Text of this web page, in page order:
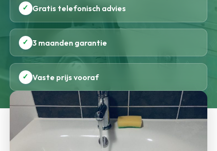
✓ Gratis telefonisch advies
✓ 3 maanden garantie
✓ Vaste prijs vooraf